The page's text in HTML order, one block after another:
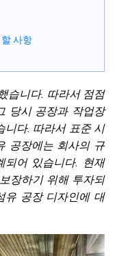
사항
습니다. 따라서 점점
당시 공장과 작업장
니다. 따라서 표준 시
공장에는 회사의 규
되어 있습니다. 현재
장하기 위해 투자되
유 공장 디자인에 대